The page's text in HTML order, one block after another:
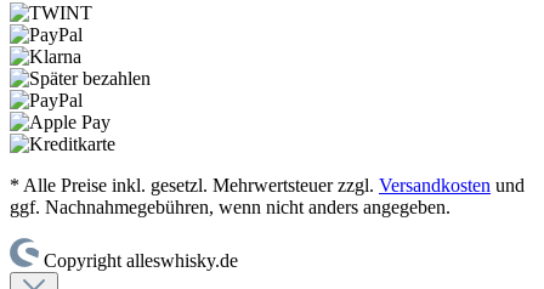
* Alle Preise inkl. gesetzl. Mehrwertsteuer zzgl. Versandkosten und
ggf. Nachnahmegebühren, wenn nicht anders angegeben.
Copyright alleswhisky.de